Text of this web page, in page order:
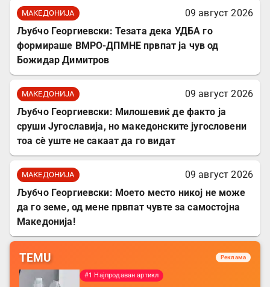
МАКЕДОНИЈА
09 август 2026
Љубчо Георгиевски: Тезата дека УДБА го
формираше ВМРО-ДПМНЕ првпат ја чув од
Божидар Димитров
МАКЕДОНИЈА
09 август 2026
Љубчо Георгиевски: Милошевиќ де факто ја
сруши Југославија, но македонските југословени
тоа сè уште не сакаат да го видат
МАКЕДОНИЈА
09 август 2026
Љубчо Георгиевски: Моето место никој не може
да го земе, од мене првпат чувте за самостојна
Македонија!
TEMU Реклама
#1 Најпродаван артикл